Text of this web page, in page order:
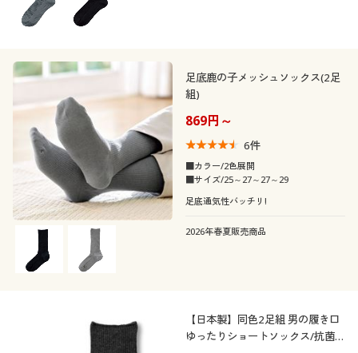
足底鹿の子メッシュソックス(2足
組)
869円～
6件
■カラー/2色展開
■サイズ/25～27～27～29
足底通気性バッチリ!
2026年春夏販売商品
【日本製】同色2足組 男の履き口
ゆったりショートソックス/抗菌